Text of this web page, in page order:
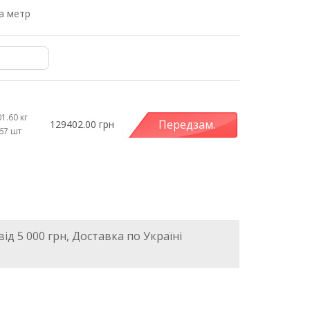
метр
кг
шт
129402.00 грн Передзам.
5 000 грн, Доставка по Україні